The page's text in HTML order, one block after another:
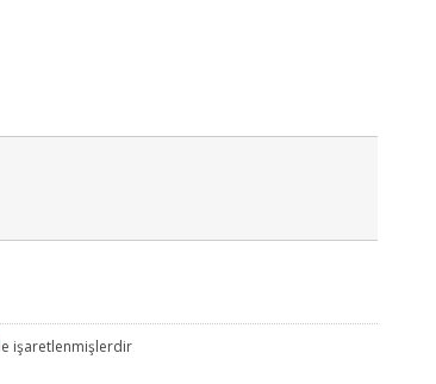
işaretlenmişlerdir